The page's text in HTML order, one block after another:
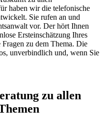
haben wir die telefonische
Sie rufen an und
vor. Der hört Ihnen
Ersteinschätzung Ihres
zu dem Thema. Die
unverbindlich und, wenn Sie
zu allen